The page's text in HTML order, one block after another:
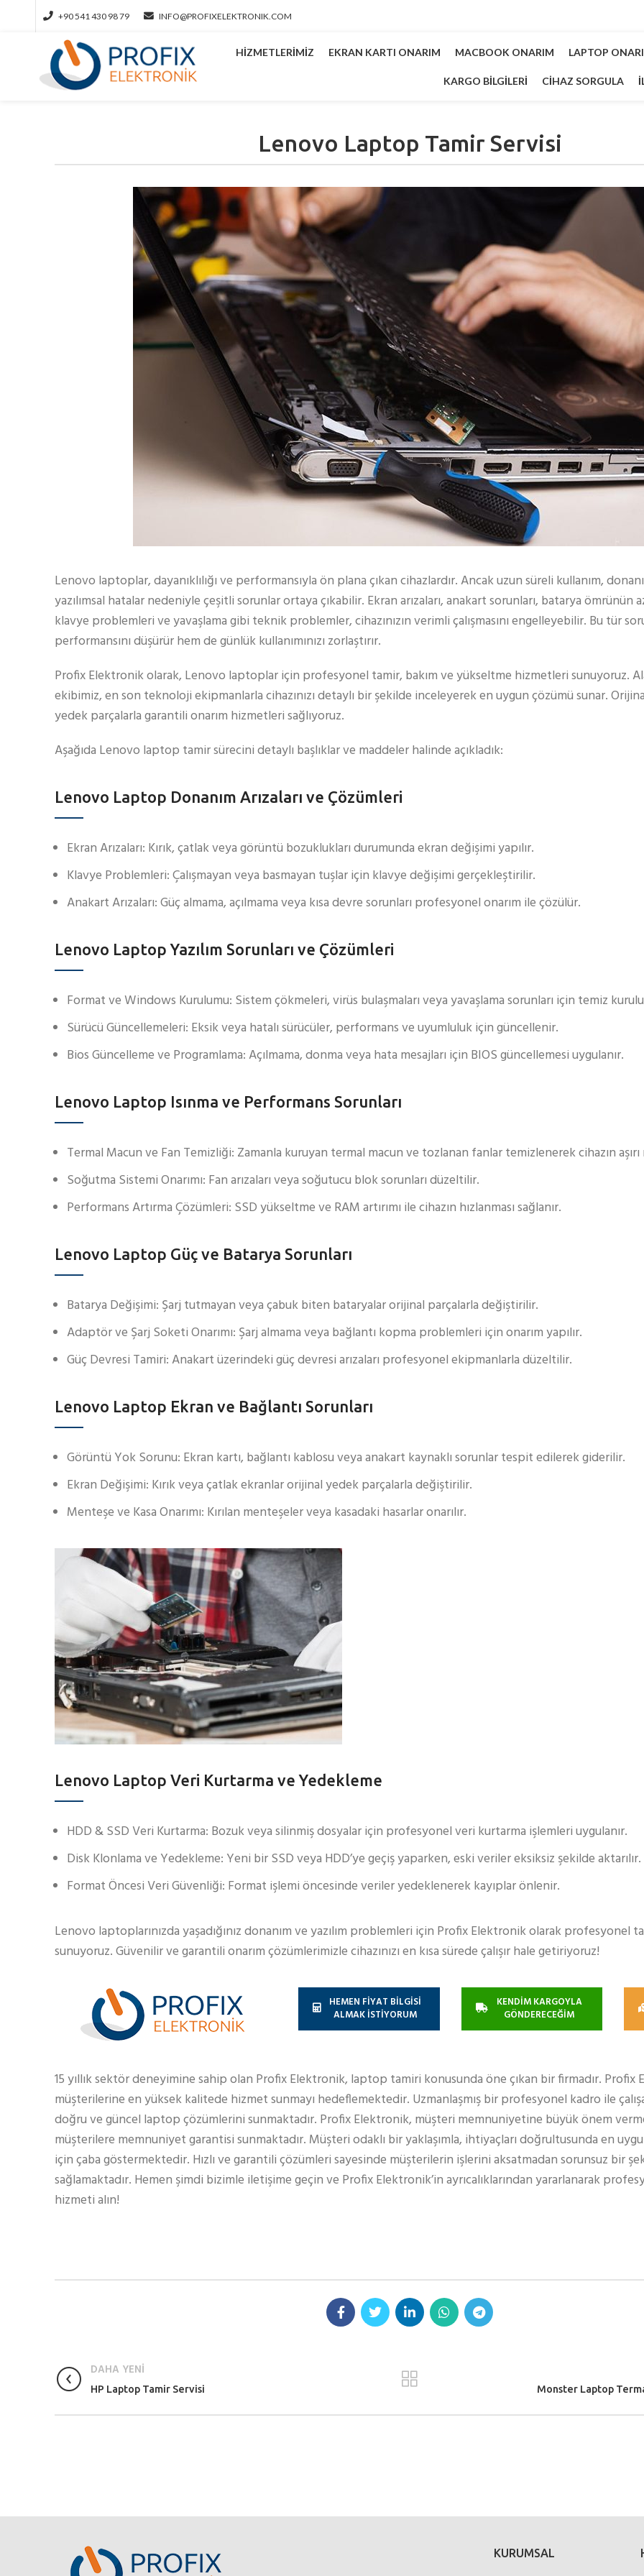
+90 541 430 98 79 INFO@PROFIXELEKTRONIK.COM
HIZMETLERIMIZ EKRAN KARTI ONARIM MACBOOK ONARIM LAPTOP
KARGO BILGILERI CIHAZ SORGULA
Lenovo Laptop Tamir Servisi
Lenovo laptoplar, dayanıklılığı ve performansıyla ön plana çıkan cihazlardır. Ancak uzun süreli kullanım,
yazılımsal hatalar nedeniyle çeşitli sorunlar ortaya çıkabilir. Ekran arızaları, anakart sorunları, batarya ömrünün
klavye problemleri ve yavaşlama gibi teknik problemler, cihazınızın verimli çalışmasını engelleyebilir. Bu tür
performansını düşürür hem de günlük kullanımınızı zorlaştırır.
Profix Elektronik olarak, Lenovo laptoplar için profesyonel tamir, bakım ve yükseltme hizmetleri sunuyoruz.
ekibimiz, en son teknoloji ekipmanlarla cihazınızı detaylı bir şekilde inceleyerek en uygun çözümü sunar.
yedek parçalarla garantili onarım hizmetleri sağlıyoruz.
Aşağıda Lenovo laptop tamir sürecini detaylı başlıklar ve maddeler halinde açıkladık:
Lenovo Laptop Donanım Arızaları ve Çözümleri
Ekran Arızaları: Kırık, çatlak veya görüntü bozuklukları durumunda ekran değişimi yapılır.
Klavye Problemleri: Çalışmayan veya basmayan tuşlar için klavye değişimi gerçekleştirilir.
Anakart Arızaları: Güç almama, açılmama veya kısa devre sorunları profesyonel onarım ile çözülür.
Lenovo Laptop Yazılım Sorunları ve Çözümleri
Format ve Windows Kurulumu: Sistem çökmeleri, virüs bulaşmaları veya yavaşlama sorunları için temiz
Sürücü Güncellemeleri: Eksik veya hatalı sürücüler, performans ve uyumluluk için güncellenir.
Bios Güncelleme ve Programlama: Açılmama, donma veya hata mesajları için BIOS güncellemesi uygulanır.
Lenovo Laptop Isınma ve Performans Sorunları
Termal Macun ve Fan Temizliği: Zamanla kuruyan termal macun ve tozlanan fanlar temizlenerek cihazın aşırı
Soğutma Sistemi Onarımı: Fan arızaları veya soğutucu blok sorunları düzeltilir.
Performans Artırma Çözümleri: SSD yükseltme ve RAM artırımı ile cihazın hızlanması sağlanır.
Lenovo Laptop Güç ve Batarya Sorunları
Batarya Değişimi: Şarj tutmayan veya çabuk biten bataryalar orijinal parçalarla değiştirilir.
Adaptör ve Şarj Soketi Onarımı: Şarj almama veya bağlantı kopma problemleri için onarım yapılır.
Güç Devresi Tamiri: Anakart üzerindeki güç devresi arızaları profesyonel ekipmanlarla düzeltilir.
Lenovo Laptop Ekran ve Bağlantı Sorunları
Görüntü Yok Sorunu: Ekran kartı, bağlantı kablosu veya anakart kaynaklı sorunlar tespit edilerek giderilir.
Ekran Değişimi: Kırık veya çatlak ekranlar orijinal yedek parçalarla değiştirilir.
Menteşe ve Kasa Onarımı: Kırılan menteşeler veya kasadaki hasarlar onarılır.
Lenovo Laptop Veri Kurtarma ve Yedekleme
HDD & SSD Veri Kurtarma: Bozuk veya silinmiş dosyalar için profesyonel veri kurtarma işlemleri uygulanır.
Disk Klonlama ve Yedekleme: Yeni bir SSD veya HDD’ye geçiş yaparken, eski veriler eksiksiz şekilde aktarılır.
Format Öncesi Veri Güvenliği: Format işlemi öncesinde veriler yedeklenerek kayıplar önlenir.
Lenovo laptoplarınızda yaşadığınız donanım ve yazılım problemleri için Profix Elektronik olarak profesyonel
sunuyoruz. Güvenilir ve garantili onarım çözümlerimizle cihazınızı en kısa sürede çalışır hale getiriyoruz!
HEMEN FİYAT BİLGİSİ
ALMAK İSTİYORUM
KENDİM KARGOYLA
GÖNDERECEĞİM
15 yıllık sektör deneyimine sahip olan Profix Elektronik, laptop tamiri konusunda öne çıkan bir firmadır. Profix
müşterilerine en yüksek kalitede hizmet sunmayı hedeflemektedir. Uzmanlaşmış bir profesyonel kadro ile
doğru ve güncel laptop çözümlerini sunmaktadır. Profix Elektronik, müşteri memnuniyetine büyük önem
müşterilere memnuniyet garantisi sunmaktadır. Müşteri odaklı bir yaklaşımla, ihtiyaçları doğrultusunda en
için çaba göstermektedir. Hızlı ve garantili çözümleri sayesinde müşterilerin işlerini aksatmadan sorunsuz bir
sağlamaktadır. Hemen şimdi bizimle iletişime geçin ve Profix Elektronik’in ayrıcalıklarından yararlanarak
hizmeti alın!
DAHA YENİ
HP Laptop Tamir Servisi Monster Laptop
KURUMSAL